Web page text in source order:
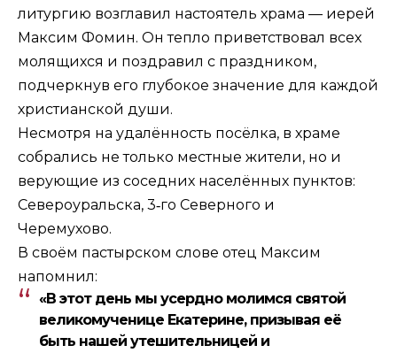
литургию возглавил настоятель храма — иерей
Максим Фомин. Он тепло приветствовал всех
молящихся и поздравил с праздником,
подчеркнув его глубокое значение для каждой
христианской души.
Несмотря на удалённость посёлка, в храме
собрались не только местные жители, но и
верующие из соседних населённых пунктов:
Североуральска, 3‑го Северного и
Черемухово.
В своём пастырском слове отец Максим
напомнил:
«В этот день мы усердно молимся святой
великомученице Екатерине, призывая её
быть нашей утешительницей и